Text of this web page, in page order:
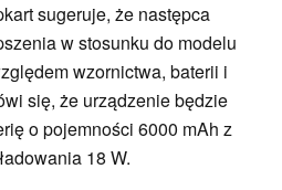
sugeruje, że następca
w stosunku do modelu
wzornictwa, baterii i
się, że urządzenie będzie
o pojemności 6000 mAh z
18 W.